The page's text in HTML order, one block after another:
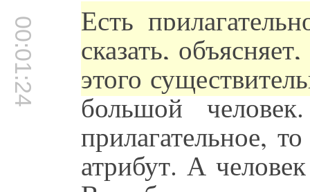
00:01:24 Есть
сказать,
этого
большой
прилагательное,
атрибут. А